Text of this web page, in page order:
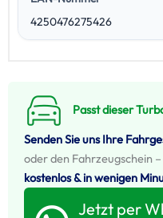
4250476275426
Passt dieser
Senden Sie uns Ihre
oder den Fahrzeugschein
kostenlos & in wenigen
Jetzt per